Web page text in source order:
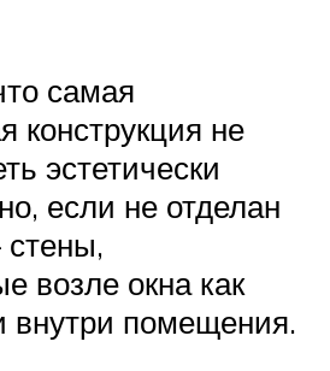
самая
конструкция не
эстетически
если не отделан
возле окна как
внутри помещения.